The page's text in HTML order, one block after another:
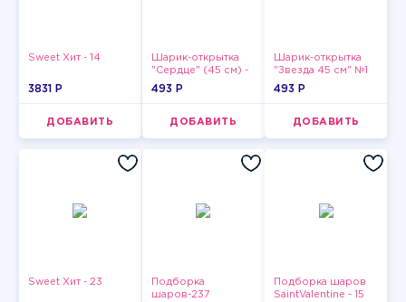
Sweet Хит - 14
3831 P
ДОБАВИТЬ
Шарик-открытка
"Сердце" (45 см) -
2
493 P
ДОБАВИТЬ
Шарик-открытка
"Звезда 45 см" №1
493 P
ДОБАВИТЬ
Sweet Хит - 23
Подборка
шаров-237
Подборка шаров
SaintValentine - 15